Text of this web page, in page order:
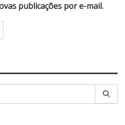
publicações por e-mail.